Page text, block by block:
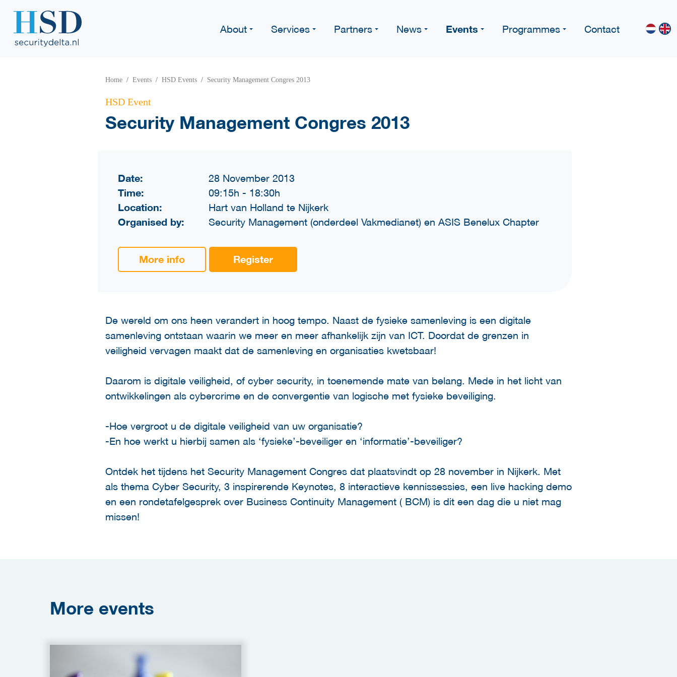
About Services Partners News Events Programmes Contact
Home Events HSD Events Security Management Congres 2013
HSD Event
Security Management Congres 2013
Date: 28 November 2013
Time: 09:15h - 18:30h
Location: Hart van Holland te Nijkerk
Organised by: Security Management (onderdeel Vakmedianet) en ASIS Benelux Chapter
More info Register
De wereld om ons heen verandert in hoog tempo. Naast de fysieke samenleving is een digitale
samenleving ontstaan waarin we meer en meer afhankelijk zijn van ICT. Doordat de grenzen in
veiligheid vervagen maakt dat de samenleving en organisaties kwetsbaar!
Daarom is digitale veiligheid, of cyber security, in toenemende mate van belang. Mede in het licht van
ontwikkelingen als cybercrime en de convergentie van logische met fysieke beveiliging.
-Hoe vergroot u de digitale veiligheid van uw organisatie?
-En hoe werkt u hierbij samen als ‘fysieke’-beveiliger en ‘informatie’-beveiliger?
Ontdek het tijdens het Security Management Congres dat plaatsvindt op 28 november in Nijkerk. Met
als thema Cyber Security, 3 inspirerende Keynotes, 8 interactieve kennissessies, een live hacking demo
en een rondetafelgesprek over Business Continuity Management ( BCM) is dit een dag die u niet mag
missen!
More events